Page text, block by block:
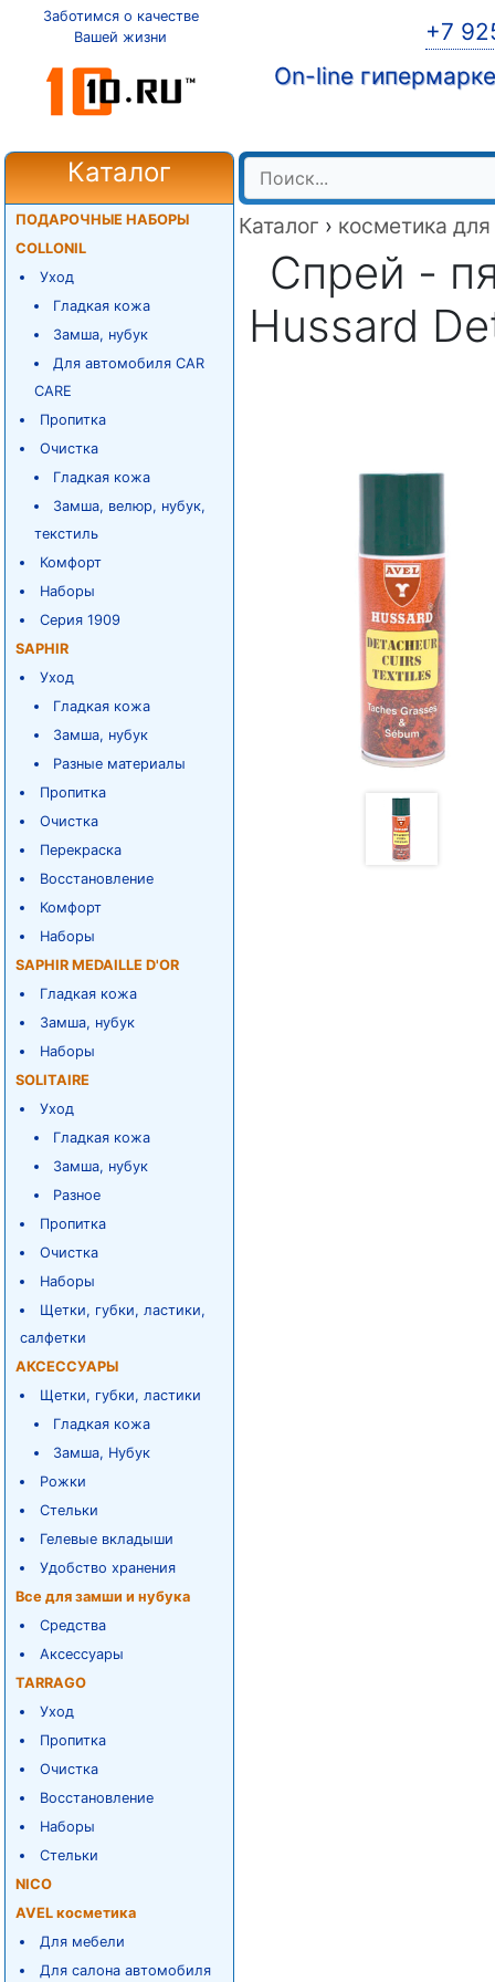
Заботимся о качестве
Вашей жизни
+7
On-line
Каталог
ПОДАРОЧНЫЕ НАБОРЫ
COLLONIL
Уход
Гладкая кожа
Замша, нубук
Для автомобиля CAR
CARE
Пропитка
Очистка
Гладкая кожа
Замша, велюр, нубук,
текстиль
Комфорт
Наборы
Серия 1909
SAPHIR
Уход
Гладкая кожа
Замша, нубук
Разные материалы
Пропитка
Очистка
Перекраска
Восстановление
Комфорт
Наборы
SAPHIR MEDAILLE D'OR
Гладкая кожа
Замша, нубук
Наборы
SOLITAIRE
Уход
Гладкая кожа
Замша, нубук
Разное
Пропитка
Очистка
Наборы
Щетки, губки, ластики,
салфетки
АКСЕССУАРЫ
Щетки, губки, ластики
Гладкая кожа
Замша, Нубук
Рожки
Стельки
Гелевые вкладыши
Удобство хранения
Все для замши и нубука
Средства
Аксессуары
TARRAGO
Уход
Пропитка
Очистка
Восстановление
Наборы
Стельки
NICO
AVEL косметика
Для мебели
Для салона автомобиля
Каталог › косметика
Спрей -
Hussard